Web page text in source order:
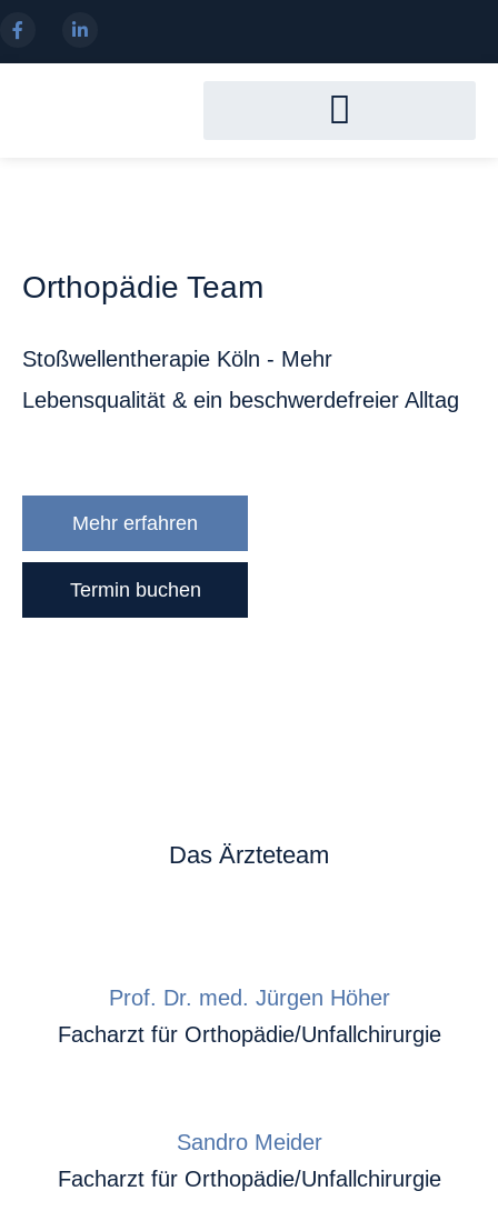
Orthopädie Team
Stoßwellentherapie Köln - Mehr
Lebensqualität & ein beschwerdefreier Alltag
Mehr erfahren
Termin buchen
Das Ärzteteam
Prof. Dr. med. Jürgen Höher
Facharzt für Orthopädie/Unfallchirurgie
Sandro Meider
Facharzt für Orthopädie/Unfallchirurgie